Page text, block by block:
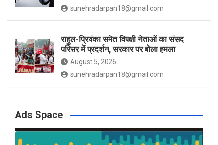
sunehradarpan18@gmail.com
राहुल-प्रियंका समेत विपक्षी नेताओं का संसद
परिसर में प्रदर्शन, सरकार पर बोला हमला
August 5, 2026
sunehradarpan18@gmail.com
Ads Space